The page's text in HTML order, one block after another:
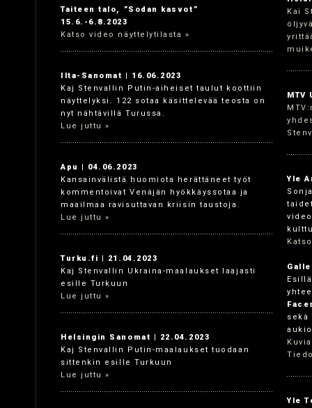
Taiteen talo, ”Sodan kasvot”
15.6.-6.8.2023
Katso video näyttelytilasta »
Ilta-Sanomat | 16.06.2023
Kaj Stenvallin Putin-aiheiset taulut koottiin
näyttelyksi. 122 sotaa käsittelevää teosta on
nyt nähtävillä Turussa.
Lue juttu »
Apu | 04.06.2023
Kansainvälistä huomiota herättäneet työt
kommentoivat Venäjän hyökkäyssotaa ja
maailmaa ravisuttavan kriisin taustoja.
Lue juttu »
Turku.fi | 21.04.2023
Kaj Stenvallin Ukraina-maalaukset laajasti
esille Turkuun
Lue juttu »
Helsingin Sanomat | 22.04.2023
Kaj Stenvallin Putin-maalaukset tuodaan
sittenkin esille Turkuun
Lue juttu »
Kai
MTV
Yle
Yle